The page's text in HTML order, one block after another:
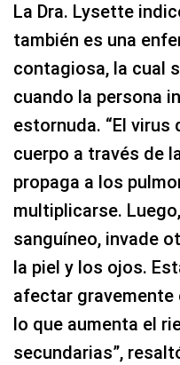
La Dra. Lysette
también es una
contagiosa, la cual
cuando la persona
estornuda. “El virus
cuerpo a través de
propaga a los
multiplicarse.
sanguíneo, invade
la piel y los ojos.
afectar
lo que aumenta el
secundarias”,